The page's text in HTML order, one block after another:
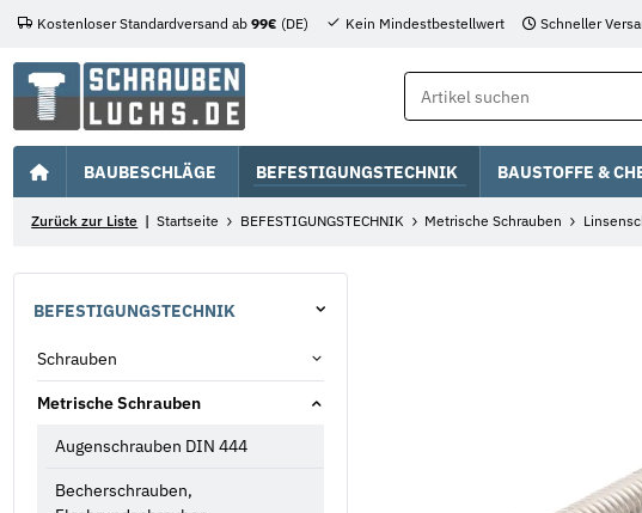
Kostenloser Standardversand ab 99€ (DE) Kein Mindestbestellwert Schneller
BAUBESCHLÄGE BEFESTIGUNGSTECHNIK BAUSTOFFE &
Zurück zur Liste Startseite BEFESTIGUNGSTECHNIK Metrische Schrauben
BEFESTIGUNGSTECHNIK
Schrauben
Metrische Schrauben
Augenschrauben DIN 444
Becherschrauben,